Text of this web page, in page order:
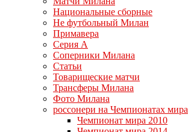
Национальные сборные
Не футбольный Милан
Примавера
Серия А
Соперники Милана
Статьи
Товарищеские матчи
Трансферы Милана
Фото Милана
россонери на Чемпионатах мира
Чемпионат мира 2010